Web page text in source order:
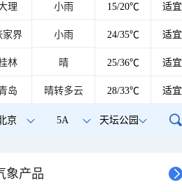
理 小雨 15/20℃ 适宜
家界 小雨 24/35℃ 适宜
林 晴 25/36℃ 适宜
岛 晴转多云 28/33℃ 适宜
京 5A 天坛公园
象产品